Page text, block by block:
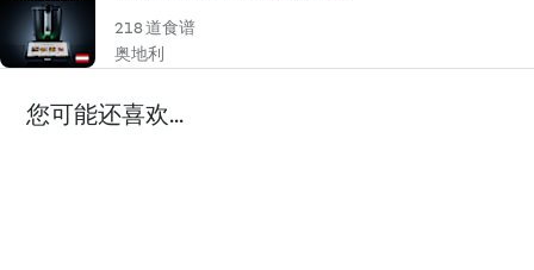
218 道食谱
奥地利
您可能还喜欢...